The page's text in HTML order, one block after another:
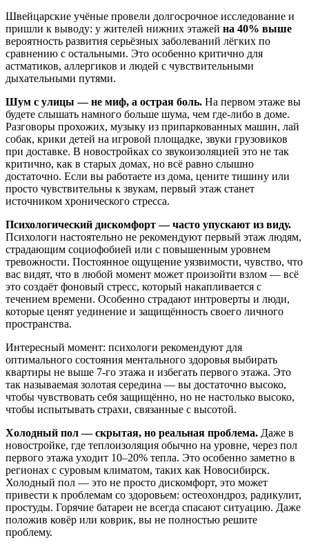
Швейцарские учёные провели долгосрочное исследование и
пришли к выводу: у жителей нижних этажей на 40% выше
вероятность развития серьёзных заболеваний лёгких по
сравнению с остальными. Это особенно критично для
астматиков, аллергиков и людей с чувствительными
дыхательными путями.
Шум с улицы — не миф, а острая боль. На первом этаже вы
будете слышать намного больше шума, чем где-либо в доме.
Разговоры прохожих, музыку из припаркованных машин, лай
собак, крики детей на игровой площадке, звуки грузовиков
при доставке. В новостройках со звукоизоляцией это не так
критично, как в старых домах, но всё равно слышно
достаточно. Если вы работаете из дома, цените тишину или
просто чувствительны к звукам, первый этаж станет
источником хронического стресса.
Психологический дискомфорт — часто упускают из виду.
Психологи настоятельно не рекомендуют первый этаж людям,
страдающим социофобией или с повышенным уровнем
тревожности. Постоянное ощущение уязвимости, чувство, что
вас видят, что в любой момент может произойти взлом — всё
это создаёт фоновый стресс, который накапливается с
течением времени. Особенно страдают интроверты и люди,
которые ценят уединение и защищённость своего личного
пространства.
Интересный момент: психологи рекомендуют для
оптимального состояния ментального здоровья выбирать
квартиры не выше 7-го этажа и избегать первого этажа. Это
так называемая золотая середина — вы достаточно высоко,
чтобы чувствовать себя защищённо, но не настолько высоко,
чтобы испытывать страхи, связанные с высотой.
Холодный пол — скрытая, но реальная проблема. Даже в
новостройке, где теплоизоляция обычно на уровне, через пол
первого этажа уходит 10–20% тепла. Это особенно заметно в
регионах с суровым климатом, таких как Новосибирск.
Холодный пол — это не просто дискомфорт, это может
привести к проблемам со здоровьем: остеохондроз, радикулит,
простуды. Горячие батареи не всегда спасают ситуацию. Даже
положив ковёр или коврик, вы не полностью решите
проблему.